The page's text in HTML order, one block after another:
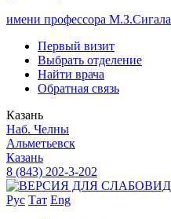
имени профессора М.З.Сигала
Первый визит
Выбрать отделение
Найти врача
Обратная связь
Казань
Наб. Челны
Альметьевск
Казань
8 (843) 202-3-202
Рус Тат Eng